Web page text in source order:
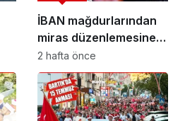
İBAN mağdurlarından
miras düzenlemesine
yeni yargı düzeni
2 hafta önce